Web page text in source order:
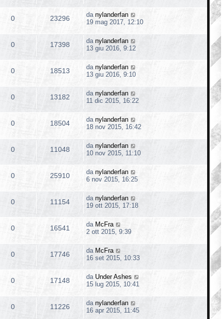
0 23296 da nylanderfan
19 mag 2017, 12:10
0 17398 da nylanderfan
13 giu 2016, 9:12
0 18513 da nylanderfan
13 giu 2016, 9:10
0 13182 da nylanderfan
11 dic 2015, 16:22
0 18504 da nylanderfan
18 nov 2015, 16:42
0 11048 da nylanderfan
10 nov 2015, 11:10
0 25910 da nylanderfan
6 nov 2015, 16:25
0 11154 da nylanderfan
19 ott 2015, 17:18
0 16541 da McFra
2 ott 2015, 9:39
0 17746 da McFra
16 set 2015, 10:33
0 17148 da Under Ashes
15 lug 2015, 10:41
0 11226 da nylanderfan
16 apr 2015, 11:45